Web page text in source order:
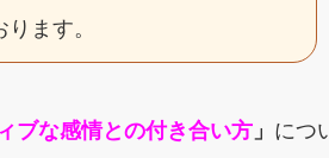
ます。
ブな感情との付き合い方 」 につ